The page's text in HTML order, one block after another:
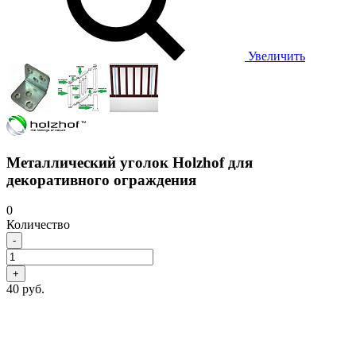
Увеличить
Металлический уголок Holzhof для
декоративного ограждения
0
Количество
-
+
40 руб.